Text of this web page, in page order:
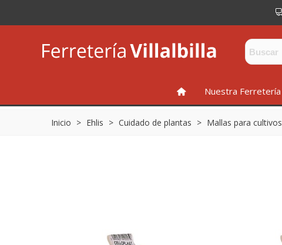
INICIONuestra Ferretería
Inicio > Ehlis > Cuidado de plantas > Mallas para cultivos